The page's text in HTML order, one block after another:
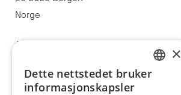
Norge
+47 55 32 47 40
NORWEGIAN
×
Dette nettstedet bruker
informasjonskapsler